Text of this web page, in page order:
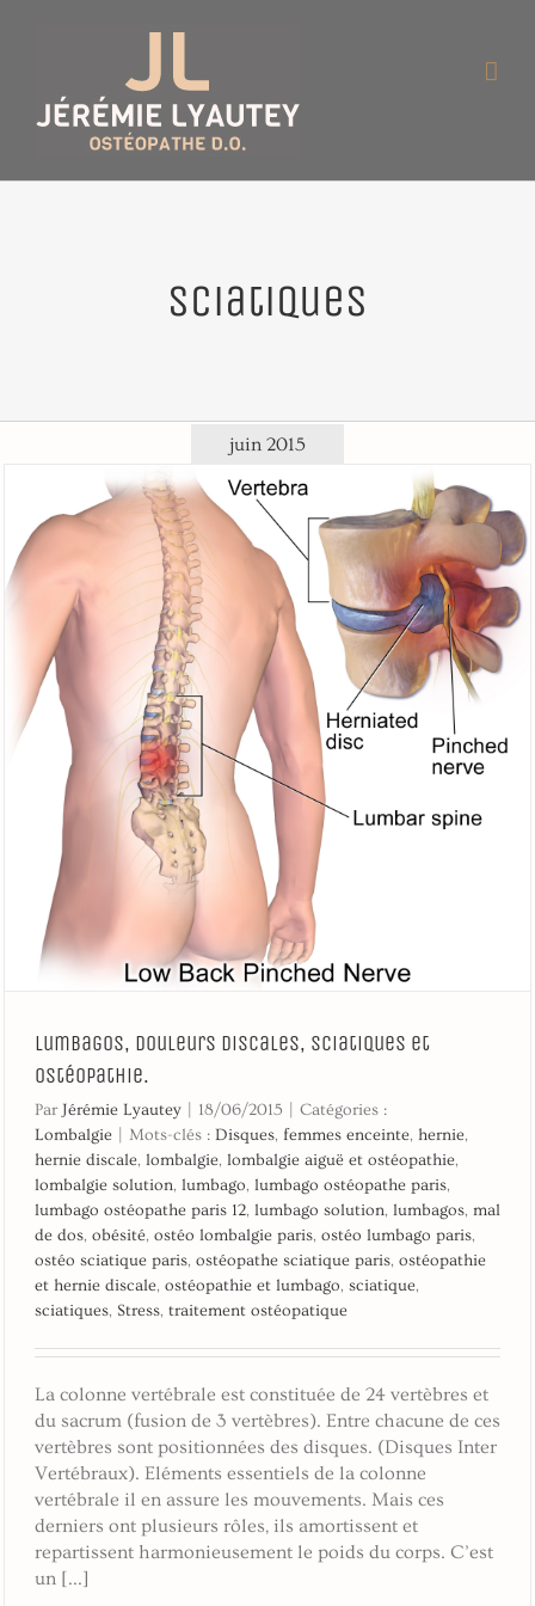
sciatiques
juin 2015
Lumbagos, douleurs discales, sciatiques et
ostéopathie.
Par Jérémie Lyautey 18/06/2015
Catégories :
Lombalgie
Mots-clés : Disques, femmes enceinte, hernie,
hernie discale, lombalgie, lombalgie aiguë et ostéopathie,
lombalgie solution, lumbago, lumbago ostéopathe paris,
lumbago ostéopathe paris 12, lumbago solution, lumbagos, mal
de dos, obésité, ostéo lombalgie paris, ostéo lumbago paris,
ostéo sciatique paris, ostéopathe sciatique paris, ostéopathie
et hernie discale, ostéopathie et lumbago, sciatique,
sciatiques, Stress, traitement ostéopatique
La colonne vertébrale est constituée de 24 vertèbres et
du sacrum (fusion de 3 vertèbres). Entre chacune de ces
vertèbres sont positionnées des disques. (Disques Inter
Vertébraux). Eléments essentiels de la colonne
vertébrale il en assure les mouvements. Mais ces
derniers ont plusieurs rôles, ils amortissent et
repartissent harmonieusement le poids du corps. C’est
un [...]